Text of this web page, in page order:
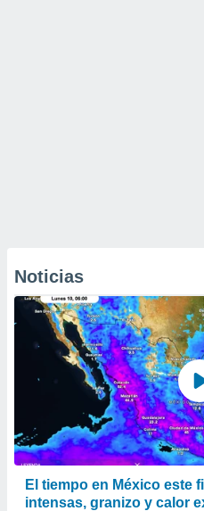
Noticias
El tiempo en México este
intensas, granizo y calor